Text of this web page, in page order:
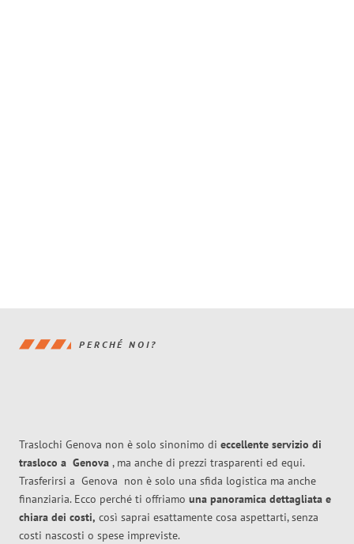
PERCHÉ NOI?
Traslochi Genova non è solo sinonimo di eccellente servizio di
trasloco a Genova , ma anche di prezzi trasparenti ed equi.
Trasferirsi a Genova non è solo una sfida logistica ma anche
finanziaria. Ecco perché ti offriamo una panoramica dettagliata e
chiara dei costi, così saprai esattamente cosa aspettarti, senza
costi nascosti o spese impreviste.